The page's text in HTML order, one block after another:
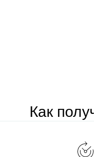
Как